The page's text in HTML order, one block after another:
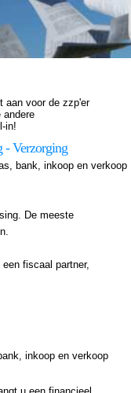
aan voor de zzp'er
andere
in!
- Verzorging
bank, inkoop en verkoop
De meeste
fiscaal partner,
inkoop en verkoop